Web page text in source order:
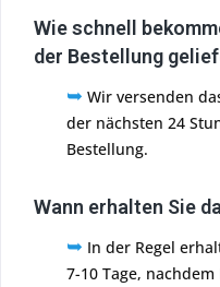
Wie schnell
der Bestellung
➥ Wir versenden
der nächsten 24
Bestellung.
Wann erhalten Sie
➥ In der Regel
7-10 Tage,